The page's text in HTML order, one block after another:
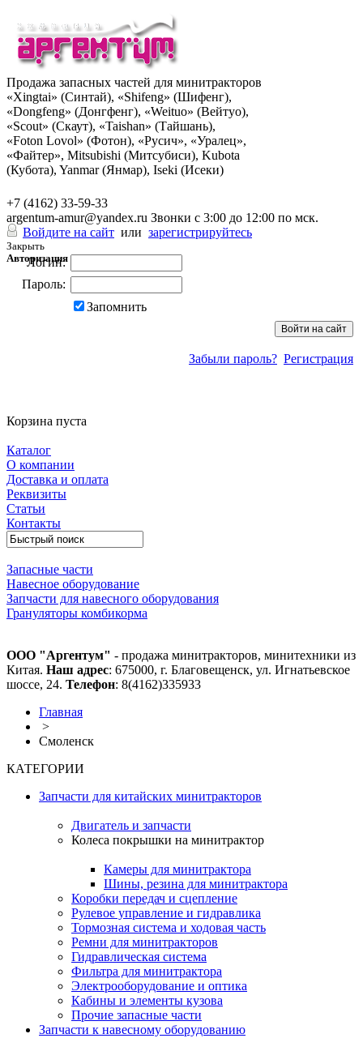
Продажа запасных частей для минитракторов
«Xingtai» (Синтай), «Shifeng» (Шифенг),
«Dongfeng» (Донгфенг), «Weituo» (Вейтуо),
«Scout» (Скаут), «Taishan» (Тайшань),
«Foton Lovol» (Фотон), «Русич», «Уралец»,
«Файтер», Mitsubishi (Митсубиси), Kubota
(Кубота), Yanmar (Янмар), Iseki (Исеки)
+7 (4162) 33-59-33
argentum-amur@yandex.ru Звонки с 3:00 до 12:00 по мск.
Войдите на сайт или зарегистрируйтесь
Закрыть
Авторизация
Логин:
Пароль:
Запомнить
Забыли пароль? Регистрация
Корзина пуста
Каталог
О компании
Доставка и оплата
Реквизиты
Статьи
Контакты
Запасные части
Навесное оборудование
Запчасти для навесного оборудования
Грануляторы комбикорма
ООО "Аргентум" - продажа минитракторов, минитехники из
Китая. Наш адрес: 675000, г. Благовещенск, ул. Игнатьевское
шоссе, 24. Телефон: 8(4162)335933
Главная
>
Смоленск
КАТЕГОРИИ
Запчасти для китайских минитракторов
Двигатель и запчасти
Колеса покрышки на минитрактор
Камеры для минитрактора
Шины, резина для минитрактора
Коробки передач и сцепление
Рулевое управление и гидравлика
Тормозная система и ходовая часть
Ремни для минитракторов
Гидравлическая система
Фильтра для минитрактора
Электрооборудование и оптика
Кабины и элементы кузова
Прочие запасные части
Запчасти к навесному оборудованию